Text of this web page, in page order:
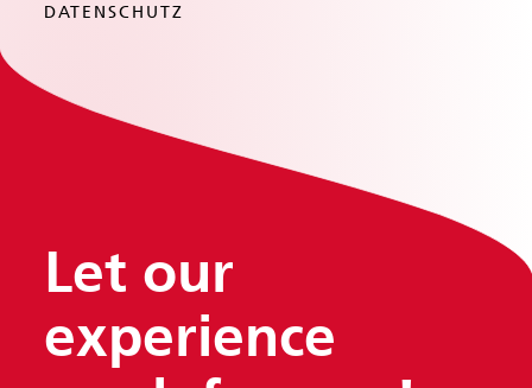
Let our
experience
DATENSCHUTZ